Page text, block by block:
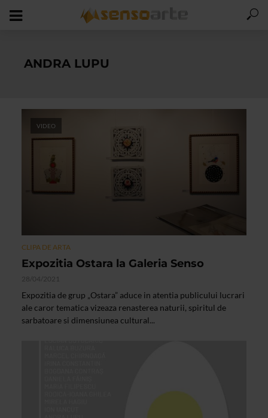
ANDRA LUPU
VIDEO
CLIPA DE ARTA
Expozitia Ostara la Galeria Senso
28/04/2021
Expozitia de grup „Ostara” aduce in atentia publicului lucrari
ale caror tematica vizeaza renasterea naturii, spiritul de
sarbatoare si dimensiunea cultural...